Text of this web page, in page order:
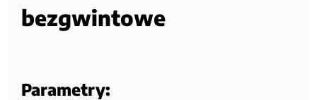
bezgwintowe
Parametry: